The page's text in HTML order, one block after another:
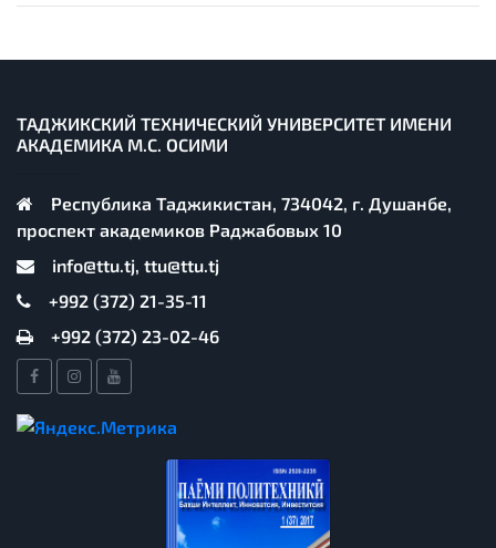
ТАДЖИКСКИЙ ТЕХНИЧЕСКИЙ УНИВЕРСИТЕТ ИМЕНИ
АКАДЕМИКА М.С. ОСИМИ
Республика Таджикистан, 734042, г. Душанбе,
проспект академиков Раджабовых 10
info@ttu.tj, ttu@ttu.tj
+992 (372) 21-35-11
+992 (372) 23-02-46